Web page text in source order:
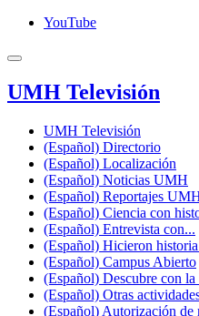
YouTube
UMH Televisión
UMH Televisión
(Español) Directorio
(Español) Localización
(Español) Noticias UMH
(Español) Reportajes
(Español) Ciencia con
(Español) Entrevista con...
(Español) Hicieron
(Español) Campus Abierto
(Español) Descubre con
(Español) Otras
(Español) Autorización de